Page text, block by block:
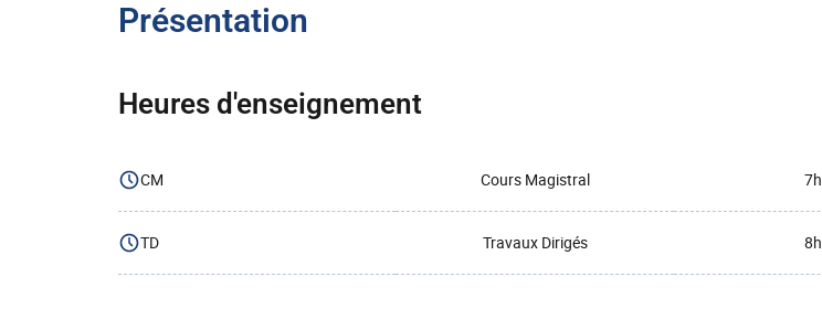
Présentation
Heures d'enseignement
CM Cours Magistral 7h
TD Travaux Dirigés 8h